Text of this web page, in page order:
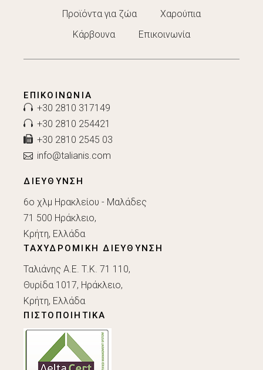
Προϊόντα για ζώα
Χαρούπια
Κάρβουνα
Επικοινωνία
ΕΠΙΚΟΙΝΩΝΊΑ
+30 2810 317149
+30 2810 254421
+30 2810 2545 03
info@talianis.com
ΔΙΕΥΘΥΝΣΗ
6ο χλμ Ηρακλείου - Μαλάδες
71 500 Ηράκλειο,
Κρήτη, Ελλάδα
ΤΑΧΥΔΡΟΜΙΚΗ ΔΙΕΥΘΥΝΣΗ
Ταλιάνης Α.Ε. Τ.Κ. 71 110,
Θυρίδα 1017, Ηράκλειο,
Κρήτη, Ελλάδα
ΠΙΣΤΟΠΟΙΗΤΙΚΑ